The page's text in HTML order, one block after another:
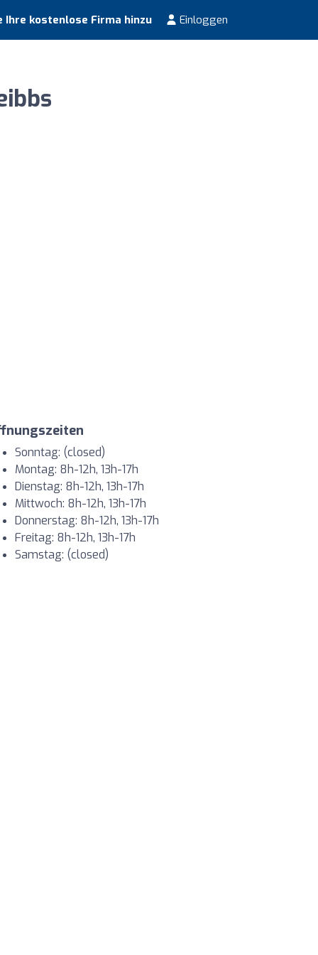
Ihre kostenlose Firma hinzu Einloggen
Sonntag: (closed)
Montag: 8h-12h, 13h-17h
Dienstag: 8h-12h, 13h-17h
Mittwoch: 8h-12h, 13h-17h
Donnerstag: 8h-12h, 13h-17h
Freitag: 8h-12h, 13h-17h
Samstag: (closed)